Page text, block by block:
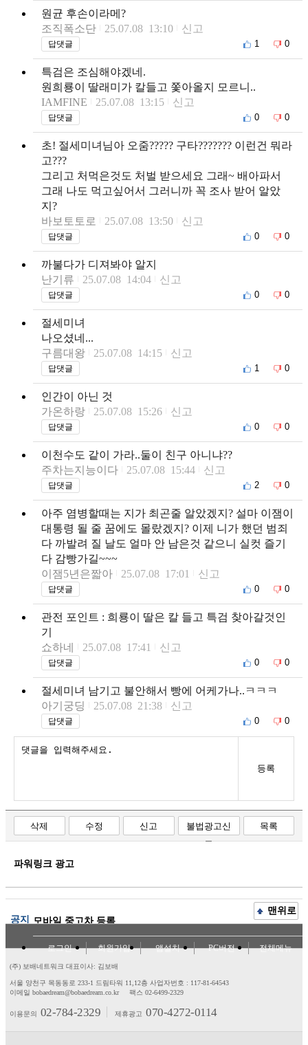
원균 후손이라메?
조직폭소단
25.07.08 13:10 신고
답댓글 1 0
특검은 조심해야겠네.
원희룡이 딸래미가 칼들고 쫓아올지 모르니..
IAMFINE
25.07.08 13:15 신고
답댓글 0 0
초! 절세미녀님아 오줌????? 구타??????? 이런건 뭐라
고???
그리고 처먹은것도 처벌 받으세요 그래~ 배아파서
그래 나도 먹고싶어서 그러니까 꼭 조사 받어 알았
지?
바보토토로
25.07.08 13:50 신고
답댓글 0 0
까불다가 디져봐야 알지
난기류
25.07.08 14:04 신고
답댓글 0 0
절세미녀
나오셨네...
구름대왕
25.07.08 14:15 신고
답댓글 1 0
인간이 아닌 것
가온하랑
25.07.08 15:26 신고
답댓글 0 0
이천수도 같이 가라..둘이 친구 아니냐??
주차는지능이다
25.07.08 15:44 신고
답댓글 2 0
아주 염병할때는 지가 최곤줄 알았겠지? 설마 이잼이
대통령 될 줄 꿈에도 몰랐겠지? 이제 니가 했던 범죄
다 까발려 질 날도 얼마 안 남은것 같으니 실컷 즐기
다 감빵가길~~~
이잼5년은짧아
25.07.08 17:01 신고
답댓글 0 0
관전 포인트 : 희룡이 딸은 칼 들고 특검 찾아갈것인
기
쇼하네
25.07.08 17:41 신고
답댓글 0 0
절세미녀 남기고 불안해서 빵에 어케가나..ㅋㅋㅋ
아기궁딩
25.07.08 21:38 신고
답댓글 0 0
등록
삭제 수정 신고
불법광고신
고
목록
파워링크 광고
공지 모바일 중고차 등록
맨위로
로그인 회원가입 앱설치 PC버전 전체메뉴
(주) 보배네트워크 대표이사: 김보배
서울 양천구 목동동로 233-1 드림타워 11,12층 사업자번호 : 117-81-64543
이메일 bobaedream@bobaedream.co.kr
팩스 02-6499-2329
이용문의 02-784-2329 제휴광고 070-4272-0114